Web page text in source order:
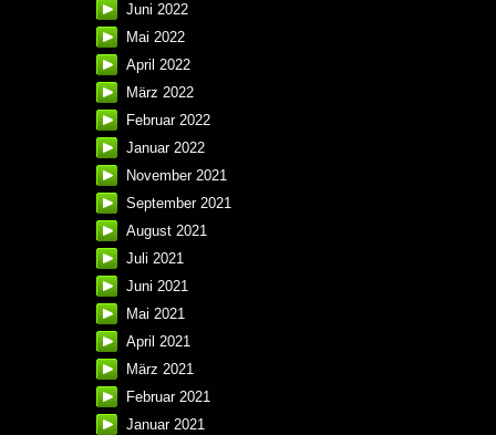
Juni 2022
Mai 2022
April 2022
März 2022
Februar 2022
Januar 2022
November 2021
September 2021
August 2021
Juli 2021
Juni 2021
Mai 2021
April 2021
März 2021
Februar 2021
Januar 2021